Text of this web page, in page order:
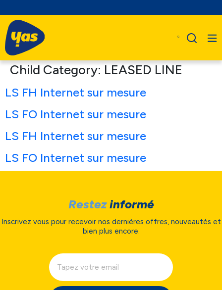
Child Category: LEASED LINE
LS FH Internet sur mesure
LS FO Internet sur mesure
LS FH Internet sur mesure
LS FO Internet sur mesure
Restezinformé
Inscrivez vous pour recevoir nos dernières offres, nouveautés et
bien plus encore.